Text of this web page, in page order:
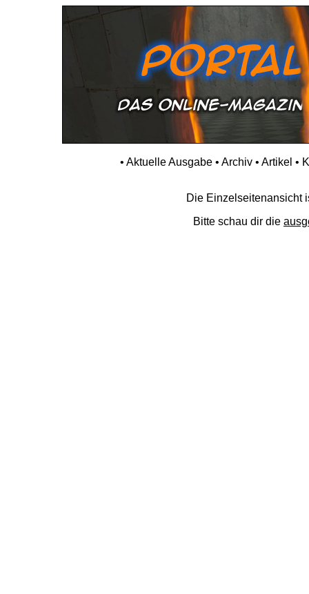
• Aktuelle Ausgabe• Archiv• Artikel •
Die Einzelseitenansicht
Bitte schau dir die